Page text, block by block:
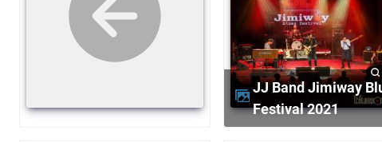
JJ Band Jimiway Blues
Festival 2021